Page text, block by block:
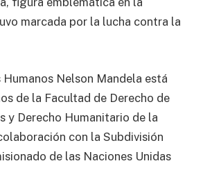
marcada por la lucha contra la
Nelson Mandela está
de la Facultad de Derecho de
y Derecho Humanitario de la
con la Subdivisión
de las Naciones Unidas